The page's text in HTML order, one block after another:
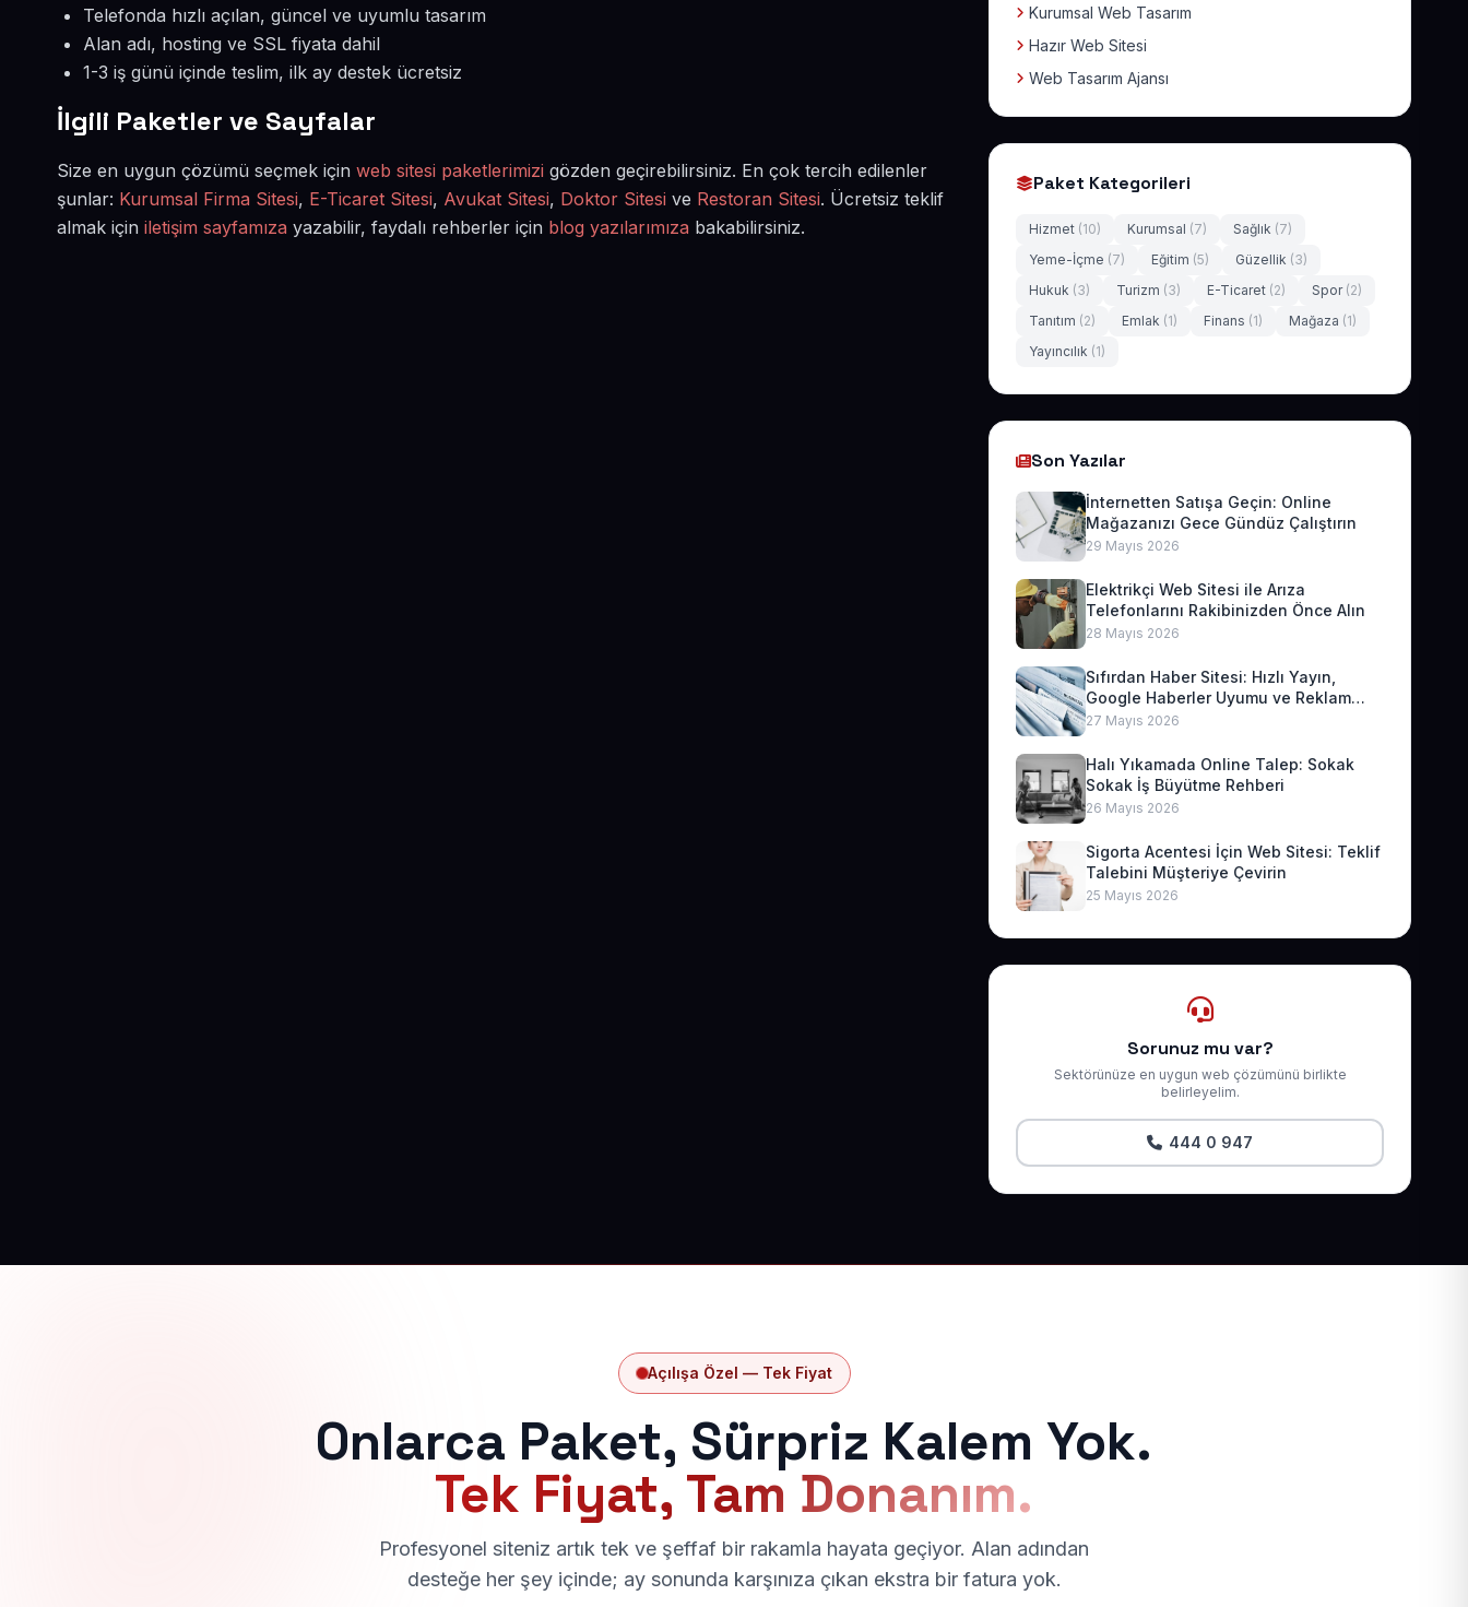
Telefonda hızlı açılan, güncel ve uyumlu tasarım
Alan adı, hosting ve SSL fiyata dahil
1-3 iş günü içinde teslim, ilk ay destek ücretsiz
İlgili Paketler ve Sayfalar
Size en uygun çözümü seçmek için web sitesi paketlerimizi gözden geçirebilirsiniz. En çok tercih edilenler
şunlar: Kurumsal Firma Sitesi, E-Ticaret Sitesi, Avukat Sitesi, Doktor Sitesi ve Restoran Sitesi. Ücretsiz teklif
almak için iletişim sayfamıza yazabilir, faydalı rehberler için blog yazılarımıza bakabilirsiniz.
Kurumsal Web Tasarım
Hazır Web Sitesi
Web Tasarım Ajansı
Paket Kategorileri
Hizmet (10) Kurumsal (7) Sağlık (7)
Yeme-İçme (7) Eğitim (5) Güzellik (3)
Hukuk (3) Turizm (3) E-Ticaret (2) Spor (2)
Tanıtım (2) Emlak (1) Finans (1) Mağaza (1)
Yayıncılık (1)
Son Yazılar
İnternetten Satışa Geçin: Online
Mağazanızı Gece Gündüz Çalıştırın
29 Mayıs 2026
Elektrikçi Web Sitesi ile Arıza
Telefonlarını Rakibinizden Önce Alın
28 Mayıs 2026
Sıfırdan Haber Sitesi: Hızlı Yayın,
Google Haberler Uyumu ve Reklam
Geliri
27 Mayıs 2026
Halı Yıkamada Online Talep: Sokak
Sokak İş Büyütme Rehberi
26 Mayıs 2026
Sigorta Acentesi İçin Web Sitesi: Teklif
Talebini Müşteriye Çevirin
25 Mayıs 2026
Sorunuz mu var?
Sektörünüze en uygun web çözümünü birlikte
belirleyelim.
444 0 947
Açılışa Özel — Tek Fiyat
Onlarca Paket, Sürpriz Kalem Yok.
Tek Fiyat, Tam Donanım.
Profesyonel siteniz artık tek ve şeffaf bir rakamla hayata geçiyor. Alan adından
desteğe her şey içinde; ay sonunda karşınıza çıkan ekstra bir fatura yok.